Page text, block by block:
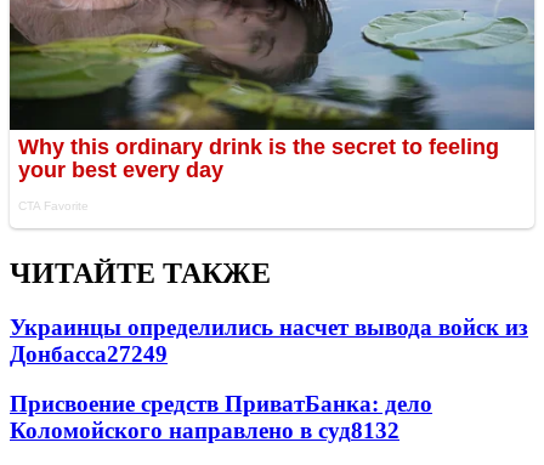
ЧИТАЙТЕ ТАКЖЕ
Украинцы определились насчет вывода войск из
Донбасса27249
Присвоение средств ПриватБанка: дело
Коломойского направлено в суд8132